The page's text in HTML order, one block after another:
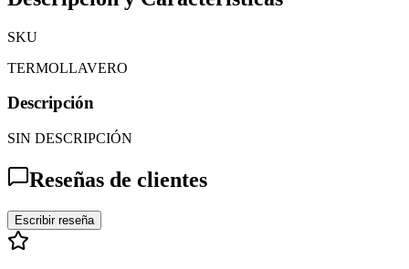
SKU
TERMOLLAVERO
Descripción
SIN DESCRIPCIÓN
Reseñas de clientes
Escribir reseña